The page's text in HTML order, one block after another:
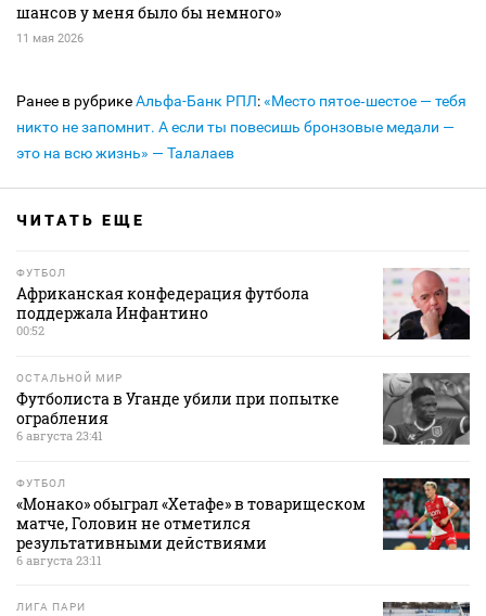
шансов у меня было бы немного»
11 мая 2026
Ранее в рубрикеАльфа-Банк РПЛ:«Место пятое‑шестое — тебя
никто не запомнит. А если ты повесишь бронзовые медали —
это на всю жизнь» — Талалаев
ЧИТАТЬ ЕЩЕ
ФУТБОЛ
Африканская конфедерация футбола
поддержала Инфантино
00:52
ОСТАЛЬНОЙ МИР
Футболиста в Уганде убили при попытке
ограбления
6 августа 23:41
ФУТБОЛ
«Монако» обыграл «Хетафе» в товарищеском
матче, Головин не отметился
результативными действиями
6 августа 23:11
ЛИГА ПАРИ